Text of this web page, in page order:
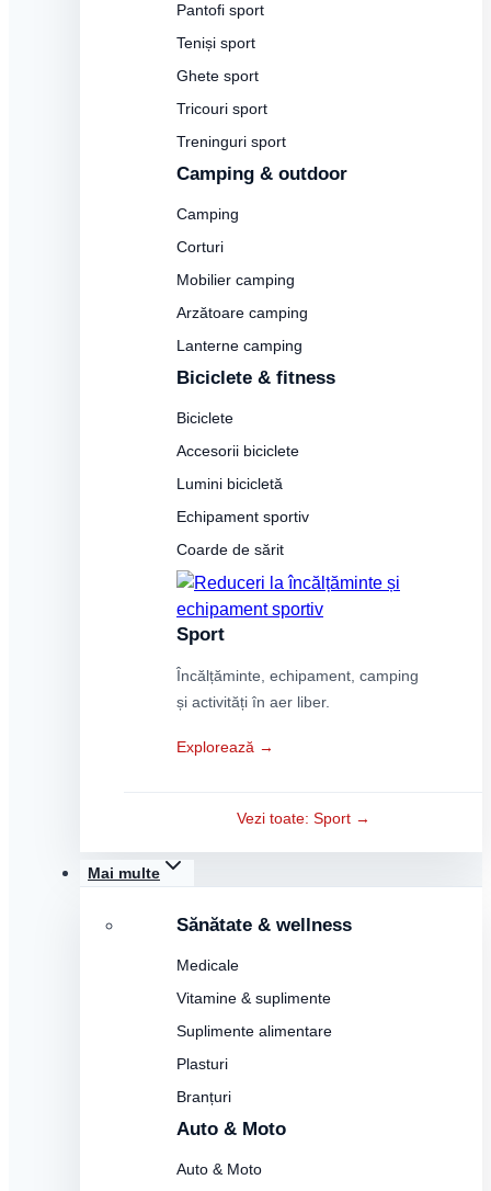
Pantofi sport
Teniși sport
Ghete sport
Tricouri sport
Treninguri sport
Camping & outdoor
Camping
Corturi
Mobilier camping
Arzătoare camping
Lanterne camping
Biciclete & fitness
Biciclete
Accesorii biciclete
Lumini bicicletă
Echipament sportiv
Coarde de sărit
Sport
Încălțăminte, echipament, camping
și activități în aer liber.
Explorează →
Vezi toate: Sport →
Mai multe
Sănătate & wellness
Medicale
Vitamine & suplimente
Suplimente alimentare
Plasturi
Branțuri
Auto & Moto
Auto & Moto